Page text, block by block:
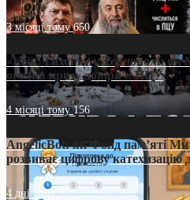
3 місяці тому650
«Кейс Тихона» у Тернополі: як
оголив кризу довіри в ПЦУ
4 місяці тому156
AngelicBot: як Фонд пам’яті
розвиває цифрову катехизацію
4 дні тому7